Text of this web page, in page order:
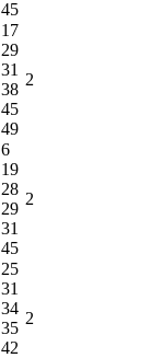
45
17
29
31
38
45
49
2
6
19
28
29
31
45
2
25
31
34
35
42
2